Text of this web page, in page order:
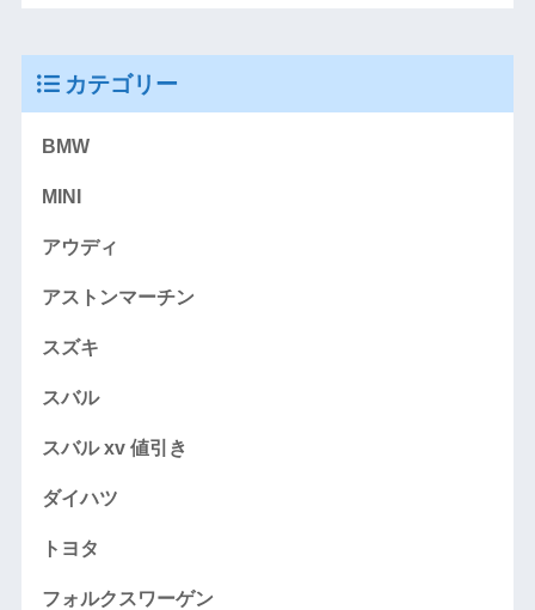
カテゴリー
BMW
MINI
アウディ
アストンマーチン
スズキ
スバル
スバル xv 値引き
ダイハツ
トヨタ
フォルクスワーゲン